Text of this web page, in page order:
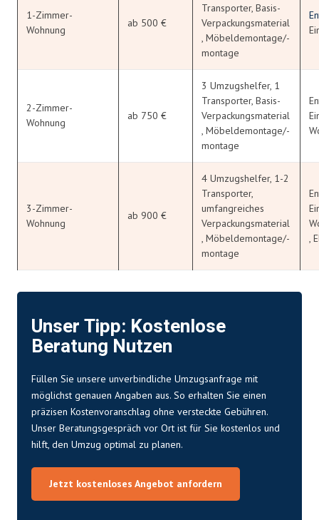
1-Zimmer-
Wohnung
ab 500 €
Transporter, Basis-
Verpackungsmaterial
, Möbeldemontage/-
montage
2-Zimmer-
Wohnung
ab 750 €
3 Umzugshelfer, 1
Transporter, Basis-
Verpackungsmaterial
, Möbeldemontage/-
montage
3-Zimmer-
Wohnung
ab 900 €
4 Umzugshelfer, 1-2
Transporter,
umfangreiches
Verpackungsmaterial
, Möbeldemontage/-
montage
,
Unser Tipp: Kostenlose
Beratung Nutzen
Füllen Sie unsere unverbindliche Umzugsanfrage mit
möglichst genauen Angaben aus. So erhalten Sie einen
präzisen Kostenvoranschlag ohne versteckte Gebühren.
Unser Beratungsgespräch vor Ort ist für Sie kostenlos und
hilft, den Umzug optimal zu planen.
Jetzt kostenloses Angebot anfordern